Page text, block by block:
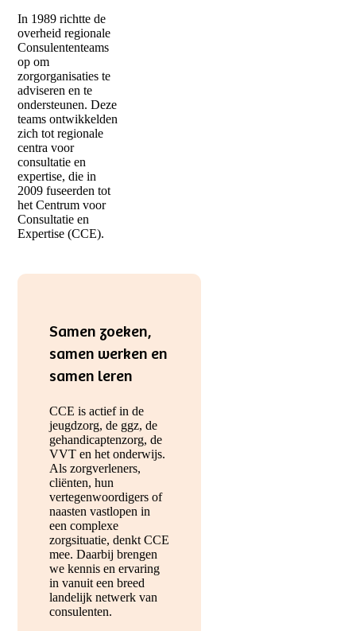
In 1989 richtte de
overheid regionale
Consulententeams
op om
zorgorganisaties te
adviseren en te
ondersteunen. Deze
teams ontwikkelden
zich tot regionale
centra voor
consultatie en
expertise, die in
2009 fuseerden tot
het Centrum voor
Consultatie en
Expertise (CCE).
Samen zoeken,
samen werken en
samen leren
CCE is actief in de
jeugdzorg, de ggz, de
gehandicaptenzorg, de
VVT en het onderwijs.
Als zorgverleners,
cliënten, hun
vertegenwoordigers of
naasten vastlopen in
een complexe
zorgsituatie, denkt CCE
mee. Daarbij brengen
we kennis en ervaring
in vanuit een breed
landelijk netwerk van
consulenten.